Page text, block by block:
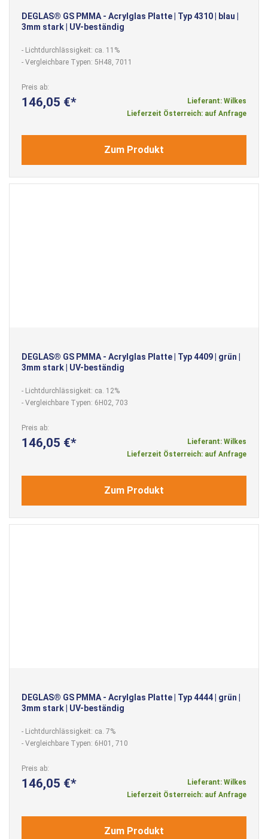
DEGLAS® GS PMMA - Acrylglas Platte | Typ 4310 | blau |
3mm stark | UV-beständig
- Lichtdurchlässigkeit: ca. 11%
- Vergleichbare Typen: 5H48, 7011
Preis ab
146,05 €
Lieferant: Wilkes
Lieferzeit Österreich: auf Anfrage
Zum Produkt
DEGLAS® GS PMMA - Acrylglas Platte | Typ 4409 | grün |
3mm stark | UV-beständig
- Lichtdurchlässigkeit: ca. 12%
- Vergleichbare Typen: 6H02, 703
Preis ab
146,05 €
Lieferant: Wilkes
Lieferzeit Österreich: auf Anfrage
Zum Produkt
DEGLAS® GS PMMA - Acrylglas Platte | Typ 4444 | grün |
3mm stark | UV-beständig
- Lichtdurchlässigkeit: ca. 7%
- Vergleichbare Typen: 6H01, 710
Preis ab
146,05 €
Lieferant: Wilkes
Lieferzeit Österreich: auf Anfrage
Zum Produkt